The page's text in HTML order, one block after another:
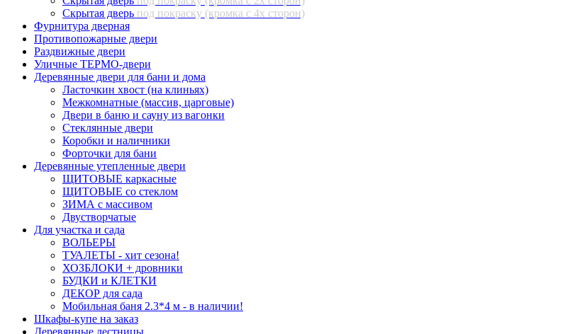
Скрытая дверь под покраску (кромка с 4х сторон)
Фурнитура дверная
Противопожарные двери
Раздвижные двери
Уличные ТЕРМО-двери
Деревянные двери для бани и дома
Ласточкин хвост (на клиньях)
Межкомнатные (массив, царговые)
Двери в баню и сауну из вагонки
Стеклянные двери
Коробки и наличники
Форточки для бани
Деревянные утепленные двери
ЩИТОВЫЕ каркасные
ЩИТОВЫЕ со стеклом
ЗИМА с массивом
Двустворчатые
Для участка и сада
ВОЛЬЕРЫ
ТУАЛЕТЫ - хит сезона!
ХОЗБЛОКИ + дровники
БУДКИ и КЛЕТКИ
ДЕКОР для сада
Мобильная баня 2.3*4 м - в наличии!
Шкафы-купе на заказ
Деревянные лестницы